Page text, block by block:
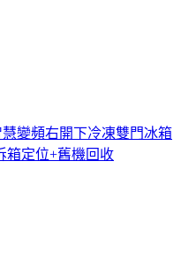
變頻右開下冷凍雙門冰箱
箱定位+舊機回收